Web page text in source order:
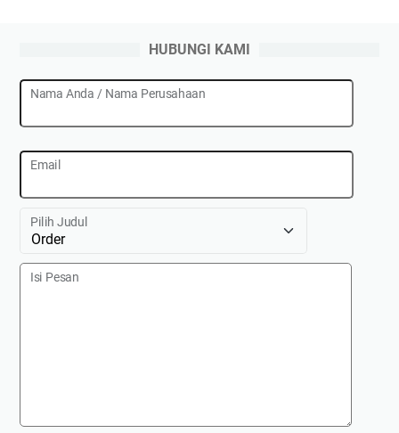
HUBUNGI KAMI
Nama Anda / Nama Perusahaan
Email
Pilih Judul
Isi Pesan